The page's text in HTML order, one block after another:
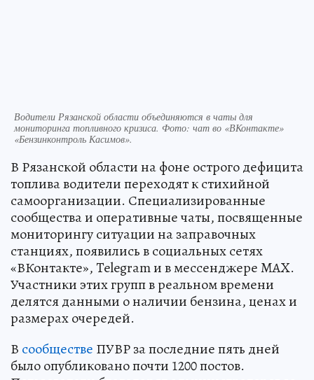
Водители Рязанской области объединяются в чаты для
мониторинга топливного кризиса. Фото: чат во «ВКонтакте»
«Бензинконтроль Касимов».
В Рязанской области на фоне острого дефицита
топлива водители переходят к стихийной
самоорганизации. Специализированные
сообщества и оперативные чаты, посвященные
мониторингу ситуации на заправочных
станциях, появились в социальных сетях
«ВКонтакте», Telegram и в мессенджере MAX.
Участники этих групп в реальном времени
делятся данными о наличии бензина, ценах и
размерах очередей.
В сообществе ПУВР за последние пять дней
было опубликовано почти 1200 постов.